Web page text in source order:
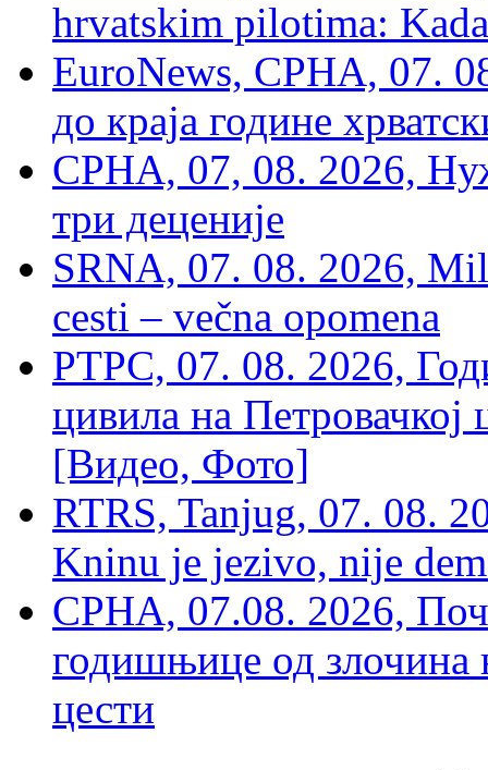
hrvatskim pilotima:
EuroNews, СРНА, 07.
до краја године
СРНА, 07, 08. 2026,
три деценије
SRNA, 07. 08. 2026,
cesti – večna opomena
РТРС, 07. 08. 2026,
цивила на Петровачкој
[Видео, Фото]
RTRS, Tanjug, 07. 08.
Kninu je jezivo, nije
СРНА, 07.08. 2026,
годишњице од злочина
цести